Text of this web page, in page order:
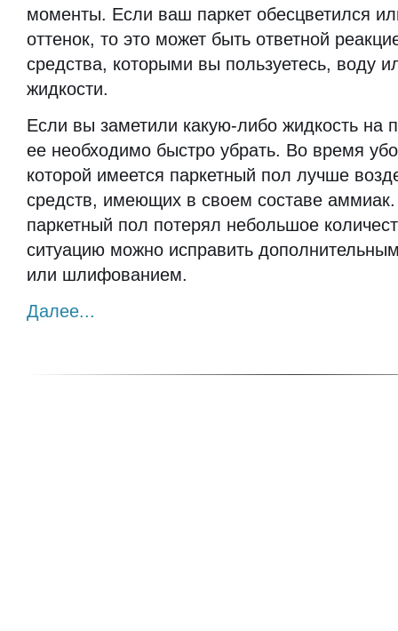
моменты. Если ваш паркет обесцветился
оттенок, то это может быть ответной
средства, которыми вы пользуетесь, воду
жидкости.
Если вы заметили какую-либо жидкость на
ее необходимо быстро убрать. Во время
которой имеется паркетный пол лучше
средств, имеющих в своем составе
паркетный пол потерял небольшое
ситуацию можно исправить
или шлифованием.
Далее...